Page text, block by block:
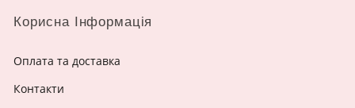
Корисна Інформація
Оплата та доставка
Контакти